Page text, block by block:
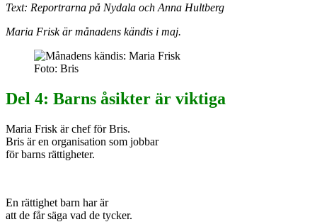
Text: Reportrarna på Nydala och Anna Hultberg
Maria Frisk är månadens kändis i maj.
Foto: Bris
Del 4: Barns åsikter är viktiga
Maria Frisk är chef för Bris.
Bris är en organisation som jobbar
för barns rättigheter.
En rättighet barn har är
att de får säga vad de tycker.